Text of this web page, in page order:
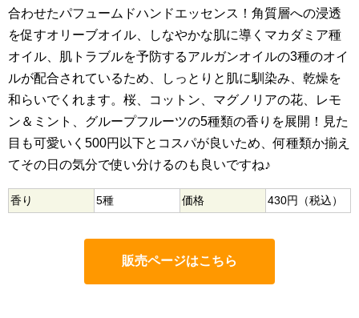
合わせたパフュームドハンドエッセンス！角質層への浸透
を促すオリーブオイル、しなやかな肌に導くマカダミア種
オイル、肌トラブルを予防するアルガンオイルの3種のオイ
ルが配合されているため、しっとりと肌に馴染み、乾燥を
和らいでくれます。桜、コットン、マグノリアの花、レモ
ン＆ミント、グループフルーツの5種類の香りを展開！見た
目も可愛いく500円以下とコスパが良いため、何種類か揃え
てその日の気分で使い分けるのも良いですね♪
香り 5種 価格 430円（税込）
販売ページはこちら